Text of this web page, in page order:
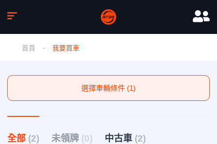
首頁 我要買車
選擇車輛條件 (1)
全部 (2) 未領牌 (0) 中古車 (2)